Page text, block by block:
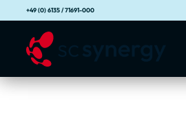
+49 (0) 6135 / 71691-000